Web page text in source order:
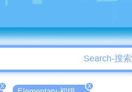
X X